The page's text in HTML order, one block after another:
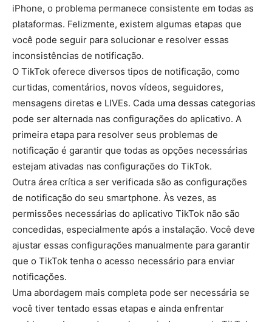
iPhone, o problema permanece consistente em todas as
plataformas. Felizmente, existem algumas etapas que
você pode seguir para solucionar e resolver essas
inconsistências de notificação.
O TikTok oferece diversos tipos de notificação, como
curtidas, comentários, novos vídeos, seguidores,
mensagens diretas e LIVEs. Cada uma dessas categorias
pode ser alternada nas configurações do aplicativo. A
primeira etapa para resolver seus problemas de
notificação é garantir que todas as opções necessárias
estejam ativadas nas configurações do TikTok.
Outra área crítica a ser verificada são as configurações
de notificação do seu smartphone. Às vezes, as
permissões necessárias do aplicativo TikTok não são
concedidas, especialmente após a instalação. Você deve
ajustar essas configurações manualmente para garantir
que o TikTok tenha o acesso necessário para enviar
notificações.
Uma abordagem mais completa pode ser necessária se
você tiver tentado essas etapas e ainda enfrentar